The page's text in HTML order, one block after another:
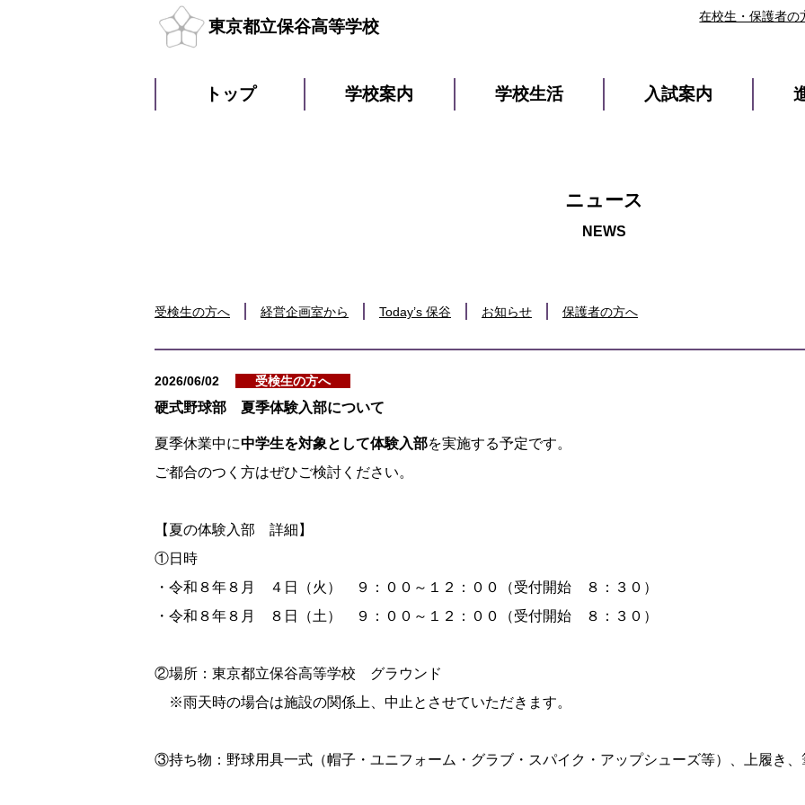
東京都立保谷高等学校
トップ 学校案内 学校生活 入試案内
在校生・保護者の
ニュース
受検生の方へ 経営企画室から Today’s 保谷 お知らせ 保護者の方へ
2026/06/02 受検生の方へ
硬式野球部 夏季体験入部について
夏季休業中に中学生を対象として体験入部を実施する予定です。
ご都合のつく方はぜひご検討ください。
【夏の体験入部 詳細】
①日時
・令和８年８月 ４日（火） ９：００～１２：００（受付開始 ８：３０）
・令和８年８月 ８日（土） ９：００～１２：００（受付開始 ８：３０）
②場所：東京都立保谷高等学校 グラウンド
※雨天時の場合は施設の関係上、中止とさせていただきます。
③持ち物：野球用具一式（帽子・ユニフォーム・グラブ・スパイク・アップシューズ等）、上履き、